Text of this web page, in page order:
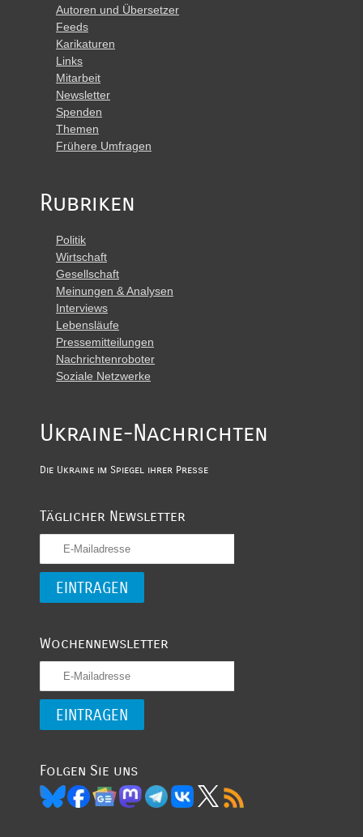
Autoren und Übersetzer
Feeds
Karikaturen
Links
Mitarbeit
Newsletter
Spenden
Themen
Frühere Umfragen
Rubriken
Politik
Wirtschaft
Gesellschaft
Meinungen & Analysen
Interviews
Lebensläufe
Pressemitteilungen
Nachrichtenroboter
Soziale Netzwerke
Ukraine-Nachrichten
Die Ukraine im Spiegel ihrer Presse
Täglicher Newsletter
Wochennewsletter
Folgen Sie uns